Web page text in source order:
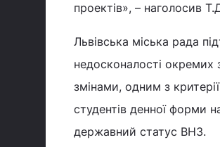
проектів», – наголосив
Львівська міська рада
недосконалості окремих
змінами, одним з
студентів денної форми
державний статус ВНЗ.